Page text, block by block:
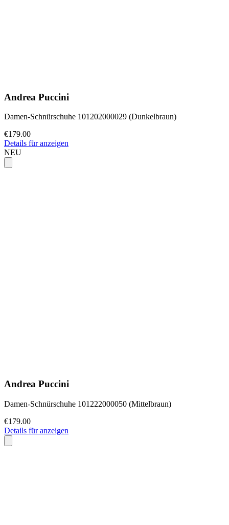
Andrea Puccini
Damen-Schnürschuhe 101202000029 (Dunkelbraun)
€179.00
Details für anzeigen
NEU
Andrea Puccini
Damen-Schnürschuhe 101222000050 (Mittelbraun)
€179.00
Details für anzeigen